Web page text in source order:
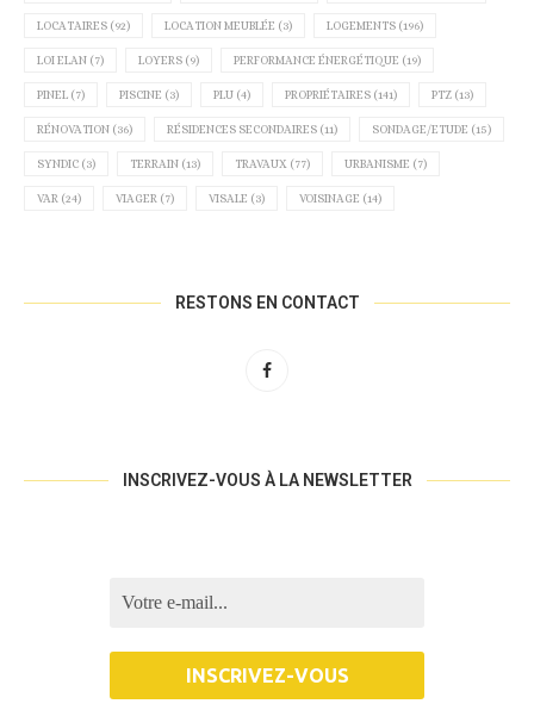
LOCATAIRES (92) LOCATION MEUBLÉE (3) LOGEMENTS (196)
LOI ELAN (7) LOYERS (9) PERFORMANCE ÉNERGÉTIQUE (19)
PINEL (7) PISCINE (3) PLU (4) PROPRIÉTAIRES (141) PTZ (13)
RÉNOVATION (36) RÉSIDENCES SECONDAIRES (11) SONDAGE/ETUDE (15)
SYNDIC (3) TERRAIN (13) TRAVAUX (77) URBANISME (7)
VAR (24) VIAGER (7) VISALE (3) VOISINAGE (14)
RESTONS EN CONTACT
INSCRIVEZ-VOUS À LA NEWSLETTER